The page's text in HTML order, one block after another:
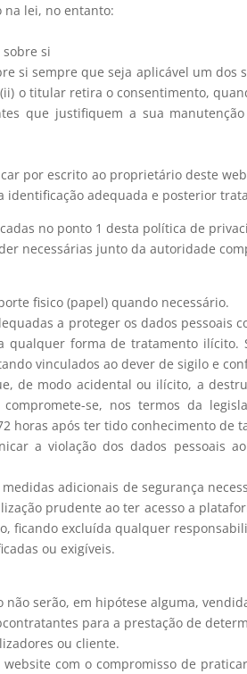
lei, no entanto:
si
si sempre que seja aplicável um dos
o titular retira o consentimento,
que justifiquem a sua
por escrito ao proprietário deste
adequada e posterior
no ponto 1 desta política de
necessárias junto da autoridade
fisico (papel) quando necessário.
a proteger os dados pessoais
forma de tratamento ilícito.
vinculados ao dever de sigilo e
de modo acidental ou ilícito, a
se, nos termos da
horas após ter tido conhecimento de
a violação dos dados pessoais
adicionais de segurança
prudente ao ter acesso a
ficando excluída qualquer
ou exigíveis.
serão, em hipótese alguma,
para a prestação de
ou cliente.
com o compromisso de